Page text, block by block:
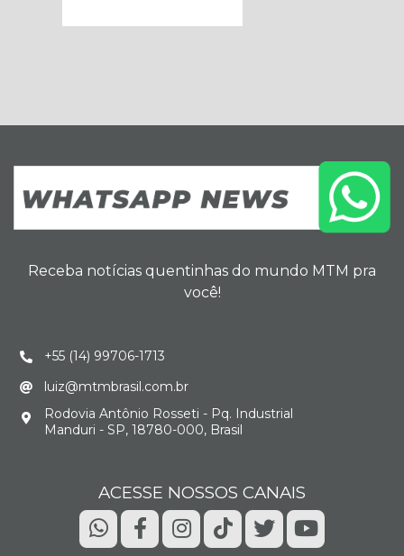
Receba notícias quentinhas do mundo MTM pra
você!
+55 (14) 99706-1713
luiz@mtmbrasil.com.br
Rodovia Antônio Rosseti - Pq. Industrial
Manduri - SP, 18780-000, Brasil
ACESSE NOSSOS CANAIS